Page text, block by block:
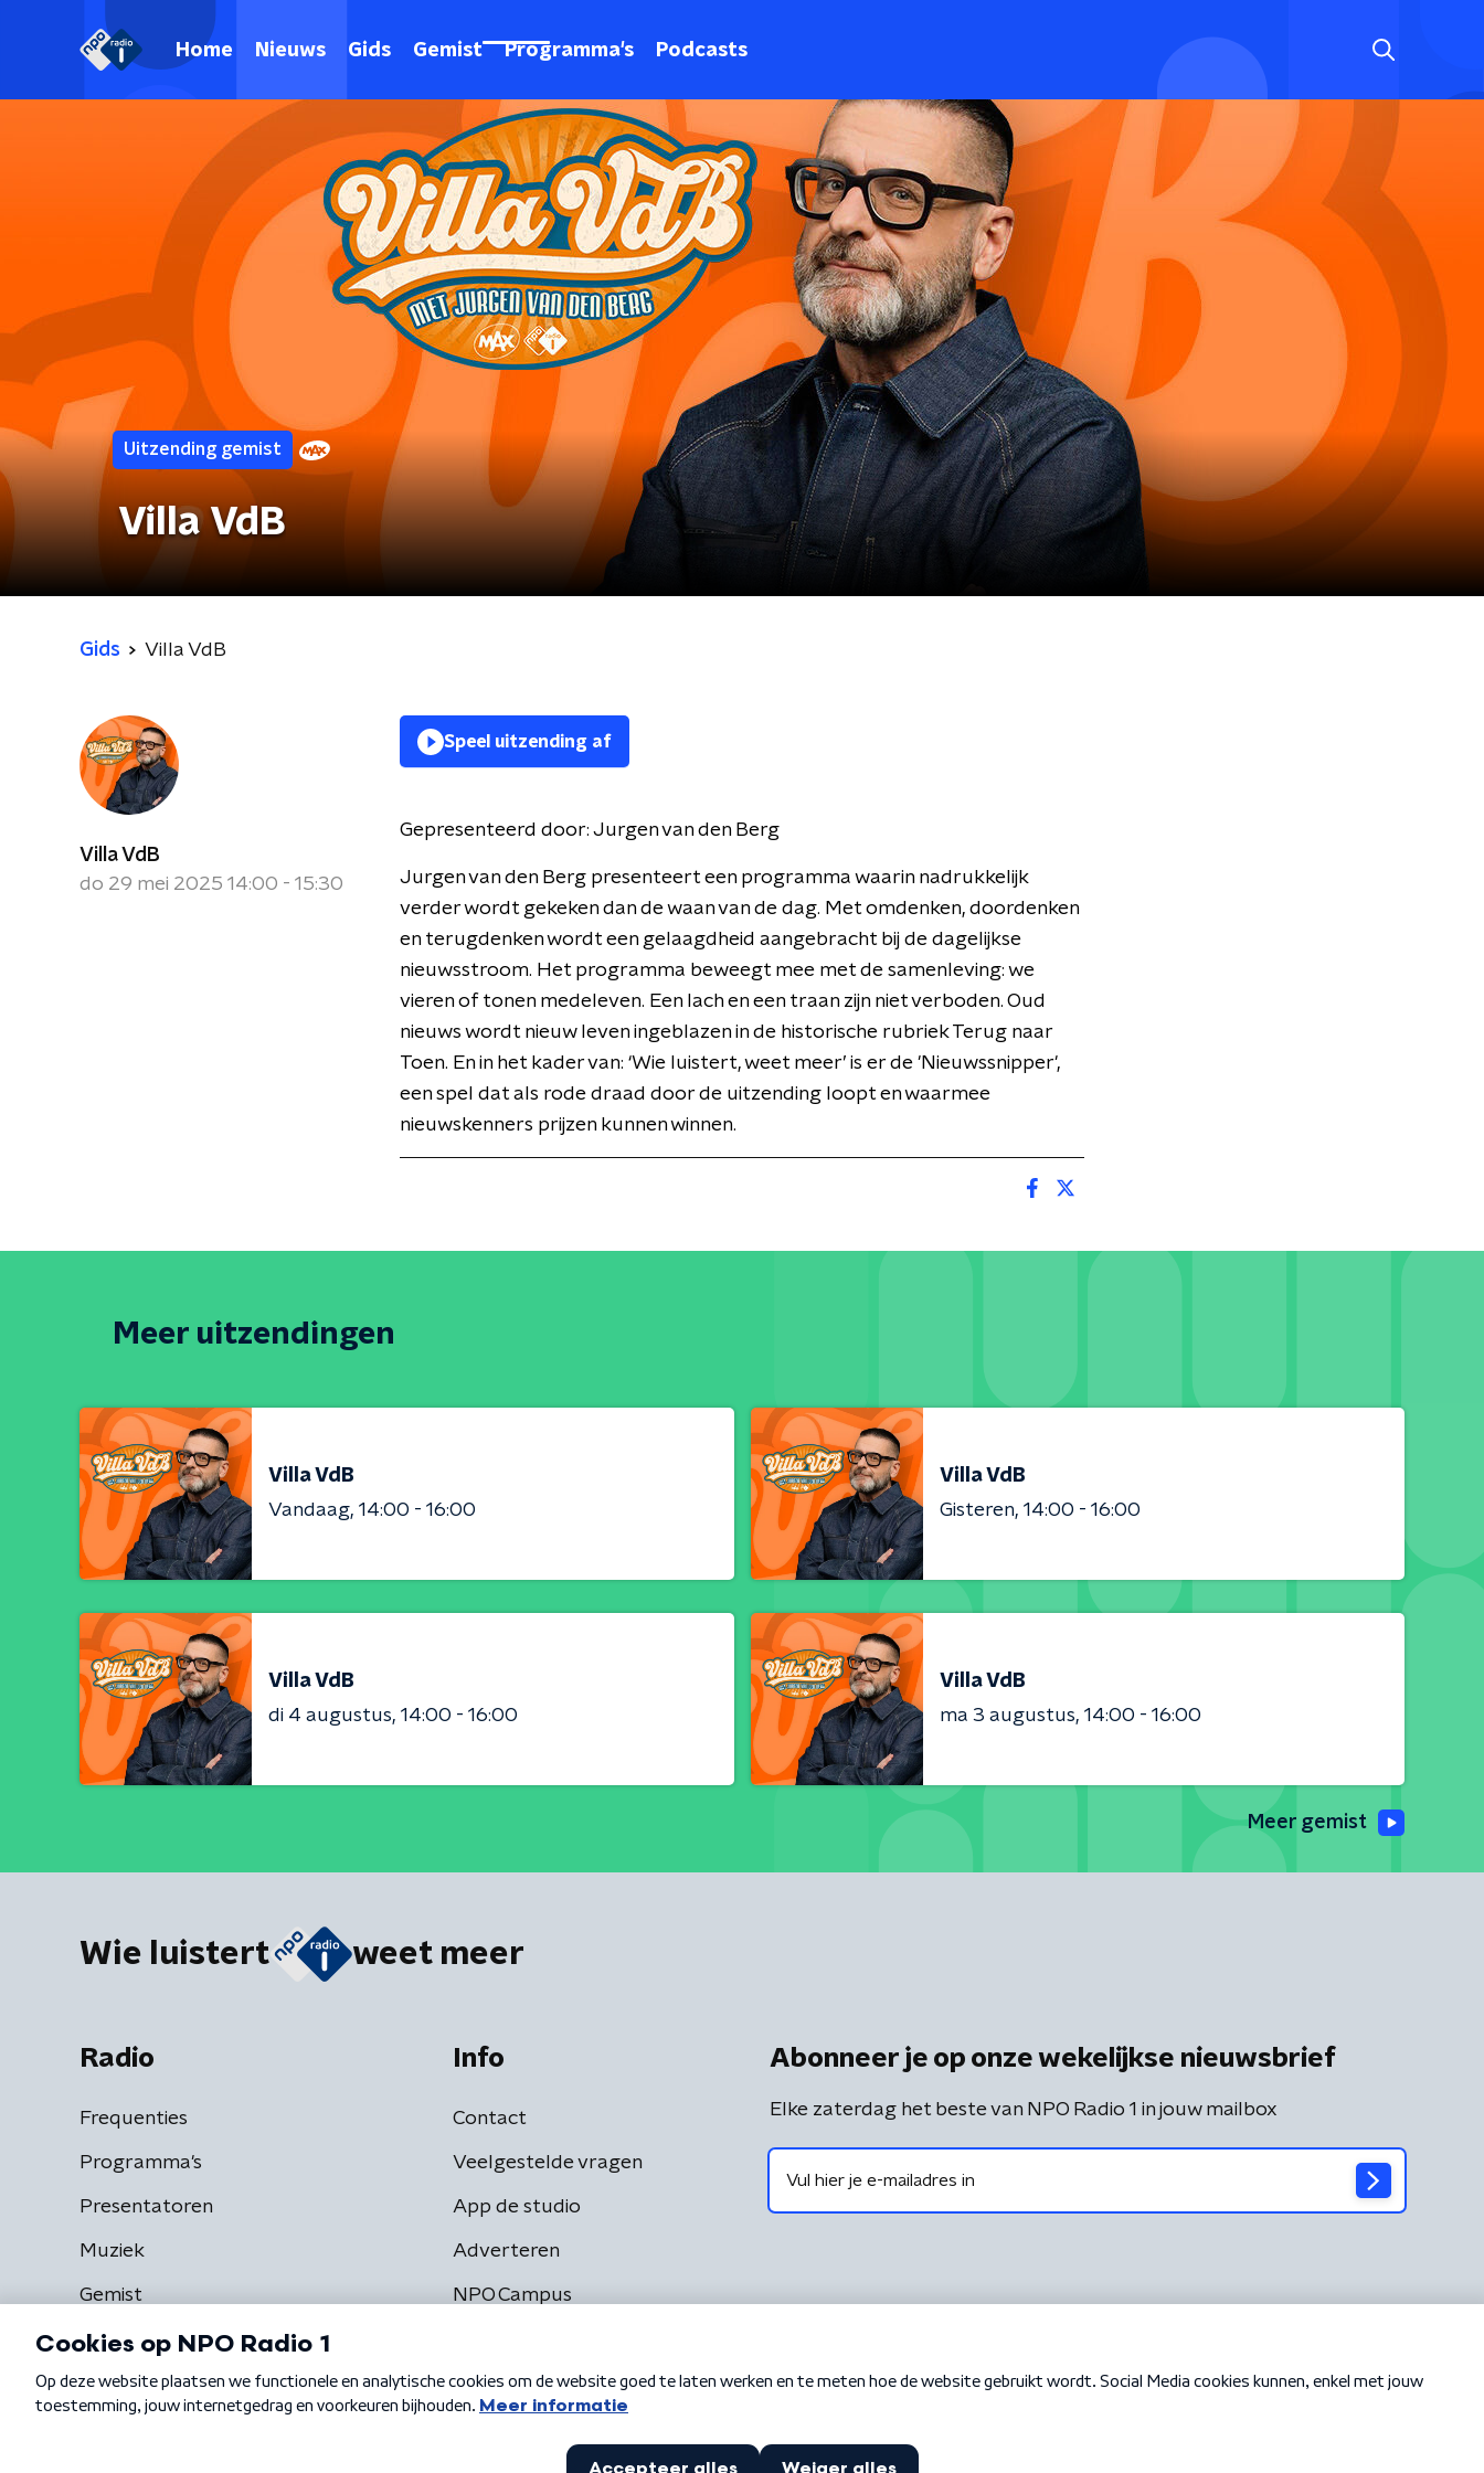
Home Nieuws Gids Gemist Programma's Podcasts
Uitzending gemist
Villa VdB
Gids Villa VdB
Villa VdB
do 29 mei 2025 14:00 - 15:30
Speel uitzending af
Gepresenteerd door: Jurgen van den Berg
Jurgen van den Berg presenteert een programma waarin nadrukkelijk
verder wordt gekeken dan de waan van de dag. Met omdenken, doordenken
en terugdenken wordt een gelaagdheid aangebracht bij de dagelijkse
nieuwsstroom. Het programma beweegt mee met de samenleving: we
vieren of tonen medeleven. Een lach en een traan zijn niet verboden. Oud
nieuws wordt nieuw leven ingeblazen in de historische rubriek Terug naar
Toen. En in het kader van: ‘Wie luistert, weet meer’ is er de 'Nieuwssnipper',
een spel dat als rode draad door de uitzending loopt en waarmee
nieuwskenners prijzen kunnen winnen.
Meer uitzendingen
Villa VdB
Vandaag 14:00 - 16:00
Villa VdB
Gisteren 14:00 - 16:00
Villa VdB
di 4 augustus 14:00 - 16:00
Villa VdB
ma 3 augustus 14:00 - 16:00
Meer gemist
Wie luistert weet meer
Radio
Frequenties
Programma's
Presentatoren
Muziek
Gemist
Info
Contact
Veelgestelde vragen
App de studio
Adverteren
NPO Campus
Abonneer je op onze wekelijkse nieuwsbrief
Elke zaterdag het beste van NPO Radio 1 in jouw mailbox
Algemene voorwaarden Privacybeleid